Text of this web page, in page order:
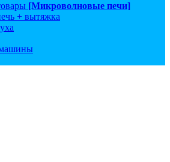
[Микроволновые печи]
+ вытяжка